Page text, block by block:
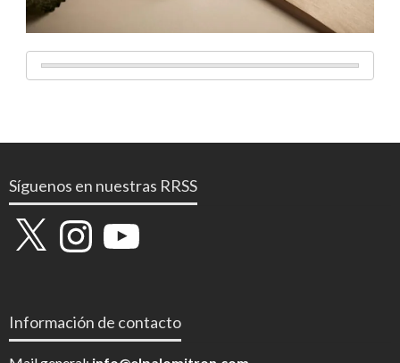
Síguenos en nuestras RRSS
X InstagramYouTube
Información de contacto